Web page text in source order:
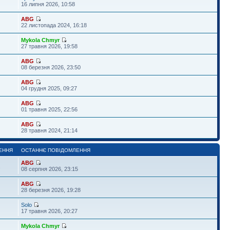
16 липня 2026, 10:58
ABG
22 листопада 2024, 16:18
Mykola Chmyr
27 травня 2026, 19:58
ABG
08 березня 2026, 23:50
ABG
04 грудня 2025, 09:27
ABG
01 травня 2025, 22:56
ABG
28 травня 2024, 21:14
ОСТАННЄ ПОВІДОМЛЕННЯ
ABG
08 серпня 2026, 23:15
ABG
28 березня 2026, 19:28
Solo
17 травня 2026, 20:27
Mykola Chmyr